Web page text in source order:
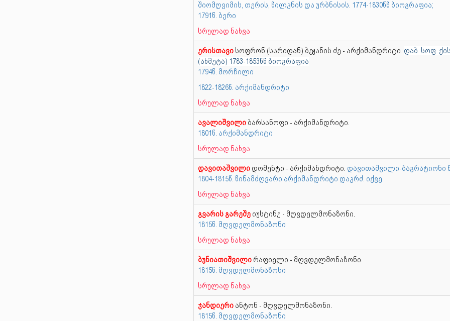
შიომღვიმის, თერის, წილკნის და ურბნისის. 1774-1830წწ ბიოგრაფია;
1791წ. ბერი
სრულად ნახვა
ერისთავი სოფრონ (სარიდან) ბეჟანის ძე - არქიმანდრიტი. დაბ. სოფ.
(ახმეტა) 1783-1853წწ ბიოგრაფია
1794წ. მორჩილი
1822-1826წ. არქიმანდრიტი
სრულად ნახვა
ავალიშვილიბარსანოფი - არქიმანდრიტი.
1801წ. არქიმანდრიტი
სრულად ნახვა
დავითაშვილიდომენტი - არქიმანდრიტი. დავითაშვილი-ბაგრატიონი
1804-1815წ. წინამძღვარი არქიმანდრიტი დაკრძ. იქვე
სრულად ნახვა
გვარის გარეშეიუსტინე - მღვდელმონაზონი.
1815წ. მღვდელმონაზონი
სრულად ნახვა
ბუნიათიშვილი რაფიელი - მღვდელმონაზონი.
1815წ. მღვდელმონაზონი
სრულად ნახვა
ჯანდიერიანტონ - მღვდელმონაზონი.
1815წ. მღვდელმონაზონი